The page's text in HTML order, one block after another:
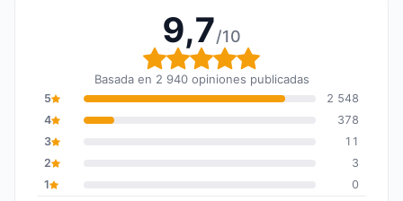
9,7/10
Calificación global: 9,7
Basada en 2 940 opiniones publicadas
5
2 548
4
378
3
11
2
3
1
0